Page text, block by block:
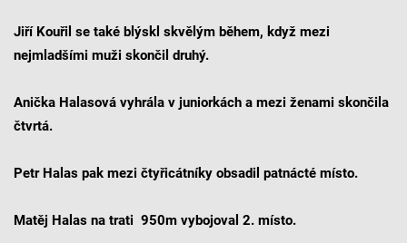
Jiří Kouřil se také blýskl skvělým během, když mezi
nejmladšími muži skončil druhý.
Anička Halasová vyhrála v juniorkách a mezi ženami skončila
čtvrtá.
Petr Halas pak mezi čtyřicátníky obsadil patnácté místo.
Matěj Halas na trati 950m vybojoval 2. místo.